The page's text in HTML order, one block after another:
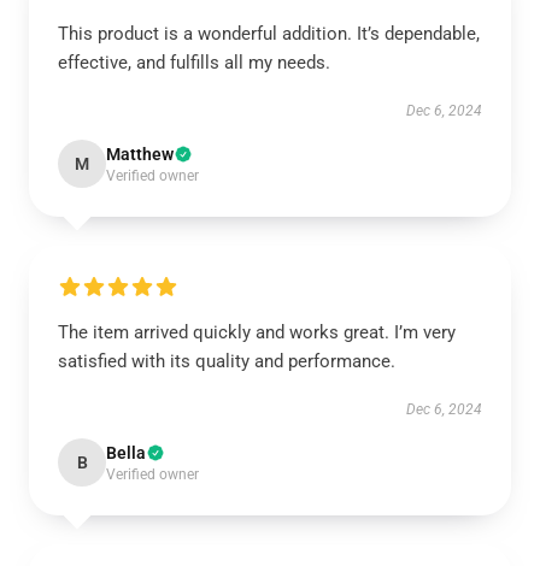
This product is a wonderful addition. It’s dependable,
effective, and fulfills all my needs.
Dec 6, 2024
M Matthew
Verified owner
The item arrived quickly and works great. I’m very
satisfied with its quality and performance.
Dec 6, 2024
B Bella
Verified owner